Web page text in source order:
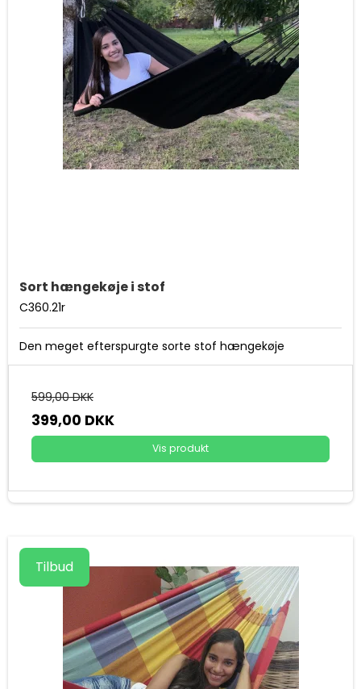
Sort hængekøje i stof
C360.21r
Den meget efterspurgte sorte stof hængekøje
599,00 DKK
399,00 DKK
Vis produkt
Tilbud